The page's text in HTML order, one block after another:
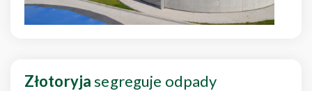
Złotoryjasegreguje odpady